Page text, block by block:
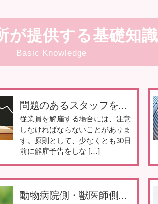
が提供する基礎知識
Basic Knowledge
問題のあるスタッフを...
従業員を解雇する場合には、注意
しなければならないことがありま
す。原則として、少なくとも30日
前に解雇予告をしな […]
動物病院側・獣医師側...